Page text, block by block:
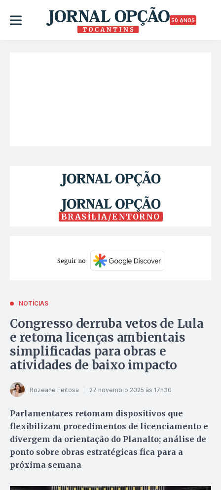
50 ANOS
BRASÍLIA/ENTORNO
Seguir no
NOTÍCIAS
Congresso derruba vetos de Lula
e retoma licenças ambientais
simplificadas para obras e
atividades de baixo impacto
Rozeane Feitosa 27 novembro 2025 às 17h30
Parlamentares retomam dispositivos que
flexibilizam procedimentos de licenciamento e
divergem da orientação do Planalto; análise de
ponto sobre obras estratégicas fica para a
próxima semana